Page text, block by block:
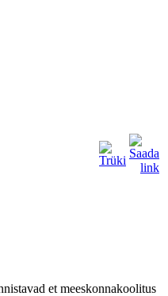
et meeskonnakoolitus